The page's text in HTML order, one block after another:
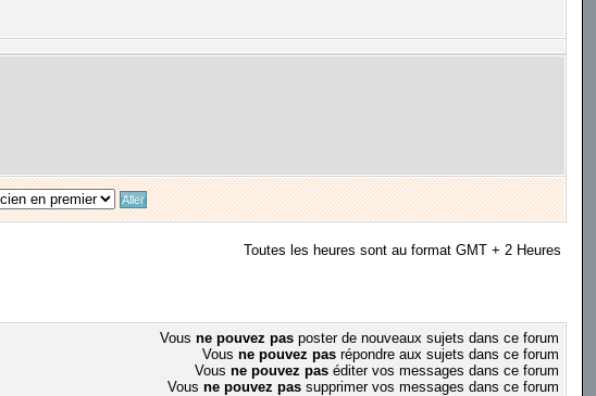
Toutes les heures sont au format GMT + 2 Heures
Vous ne pouvez pasposter de nouveaux sujets dans ce forum
Vous ne pouvez pasrépondre aux sujets dans ce forum
Vous ne pouvez paséditer vos messages dans ce forum
Vous ne pouvez passupprimer vos messages dans ce forum